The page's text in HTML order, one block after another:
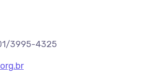
3995-4325